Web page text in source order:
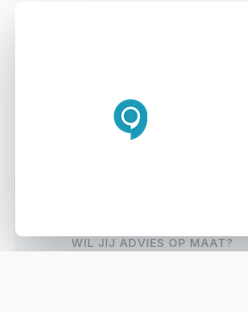
WIL JIJ ADVIES OP MAAT?